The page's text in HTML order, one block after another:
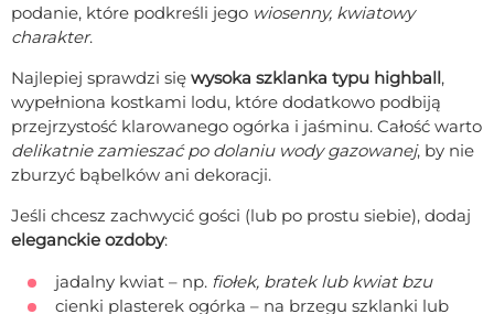
podanie, które podkreśli jego wiosenny, kwiatowy
charakter.
Najlepiej sprawdzi się wysoka szklanka typu highball,
wypełniona kostkami lodu, które dodatkowo podbiją
przejrzystość klarowanego ogórka i jaśminu. Całość warto
delikatnie zamieszać po dolaniu wody gazowanej, by nie
zburzyć bąbelków ani dekoracji.
Jeśli chcesz zachwycić gości (lub po prostu siebie), dodaj
eleganckie ozdoby:
jadalny kwiat – np. fiołek, bratek lub kwiat bzu
cienki plasterek ogórka – na brzegu szklanki lub